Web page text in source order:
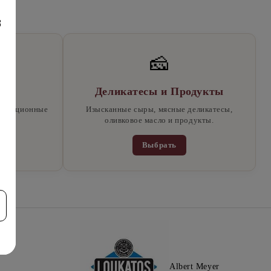
🧀
Деликатесы и Продукты
Изысканные сыры, мясные деликатесы,
оливковое масло и продукты.
Выбрать
Albert Meyer